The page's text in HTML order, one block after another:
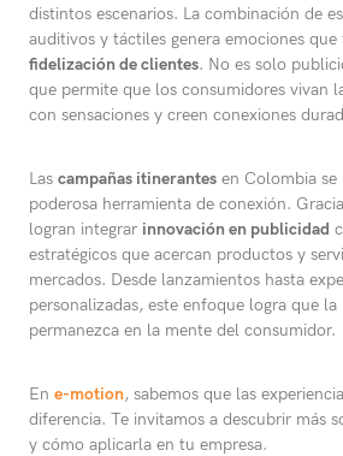
distintos escenarios. La combinación de
auditivos y táctiles genera emociones
fidelización de clientes. No es solo
que permite que los consumidores vivan
con sensaciones y creen conexiones
Las campañas itinerantes en Colombia
poderosa herramienta de conexión.
logran integrar innovación en publicidad
estratégicos que acercan productos y
mercados. Desde lanzamientos hasta
personalizadas, este enfoque logra que
permanezca en la mente del consumidor.
En e-motion, sabemos que las
diferencia. Te invitamos a descubrir más
y cómo aplicarla en tu empresa.